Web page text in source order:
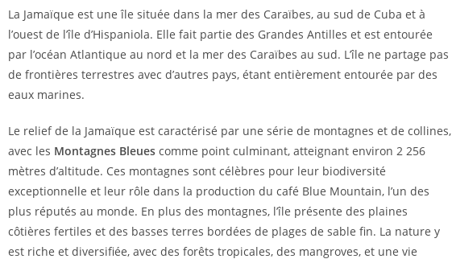
La Jamaïque est une île située dans la mer des Caraïbes, au sud de Cuba et à
l’ouest de l’île d’Hispaniola. Elle fait partie des Grandes Antilles et est entourée
par l’océan Atlantique au nord et la mer des Caraïbes au sud. L’île ne partage pas
de frontières terrestres avec d’autres pays, étant entièrement entourée par des
eaux marines.
Le relief de la Jamaïque est caractérisé par une série de montagnes et de collines,
avec les Montagnes Bleues comme point culminant, atteignant environ 2 256
mètres d’altitude. Ces montagnes sont célèbres pour leur biodiversité
exceptionnelle et leur rôle dans la production du café Blue Mountain, l’un des
plus réputés au monde. En plus des montagnes, l’île présente des plaines
côtières fertiles et des basses terres bordées de plages de sable fin. La nature y
est riche et diversifiée, avec des forêts tropicales, des mangroves, et une vie